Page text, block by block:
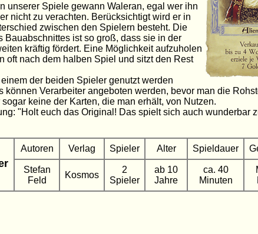
unserer Spiele gewann Waleran, egal wer ihn
nicht zu verachten. Berücksichtigt wird er in
zwischen den Spielern besteht. Die
Bauabschnittes ist so groß, dass sie in der
kräftig fördert. Eine Möglichkeit aufzuholen
oft nach dem halben Spiel und sitzt den Rest
der beiden Spieler genutzt werden
können Verarbeiter angeboten werden, bevor man die
keine der Karten, die man erhält, von Nutzen.
"Holt euch das Original! Das spielt sich auch wunderbar
Autoren Verlag Spieler Alter Spieldauer
Stefan
Feld
Kosmos
2
Spieler
ab 10
Jahre
ca. 40
Minuten